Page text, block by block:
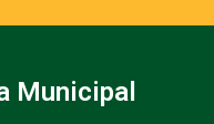
Municipal